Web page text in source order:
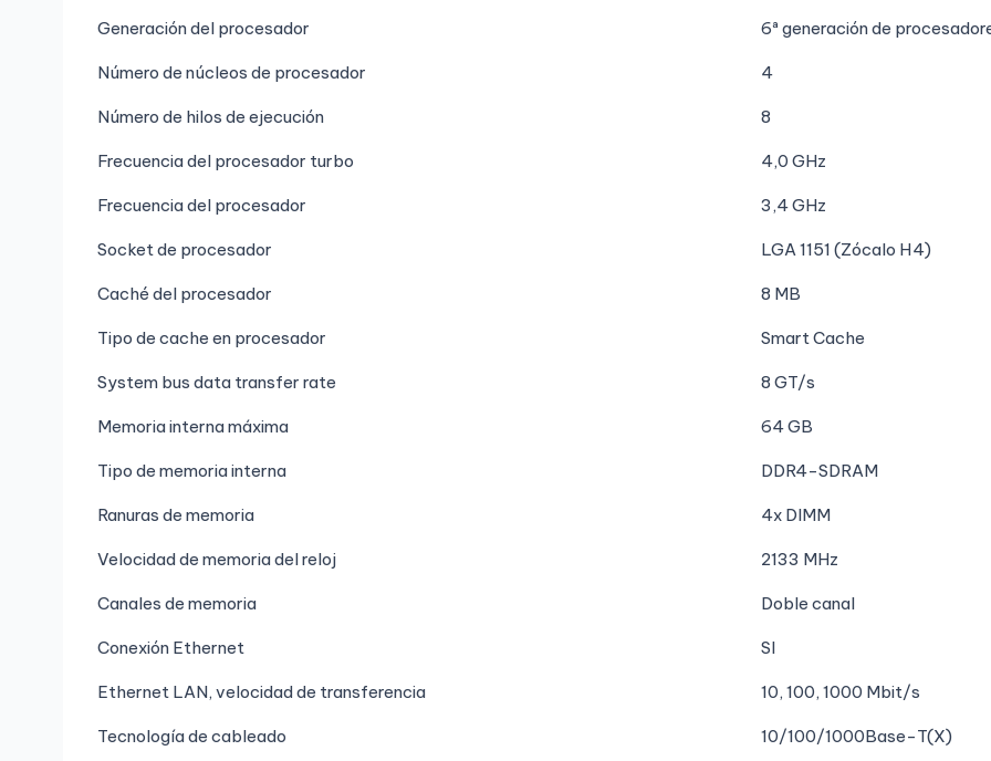
Generación del procesador 6ª generación de
Número de núcleos de procesador 4
Número de hilos de ejecución 8
Frecuencia del procesador turbo 4,0 GHz
Frecuencia del procesador 3,4 GHz
Socket de procesador LGA 1151 (Zócalo H4)
Caché del procesador 8 MB
Tipo de cache en procesador Smart Cache
System bus data transfer rate 8 GT/s
Memoria interna máxima 64 GB
Tipo de memoria interna DDR4-SDRAM
Ranuras de memoria 4x DIMM
Velocidad de memoria del reloj 2133 MHz
Canales de memoria Doble canal
Conexión Ethernet SI
Ethernet LAN, velocidad de transferencia 10, 100, 1000 Mbit/s
Tecnología de cableado 10/100/1000Base-T(X)